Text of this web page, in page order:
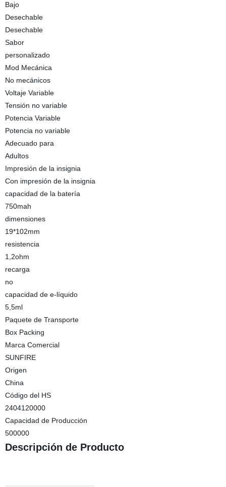
Bajo
Desechable
Desechable
Sabor
personalizado
Mod Mecánica
No mecánicos
Voltaje Variable
Tensión no variable
Potencia Variable
Potencia no variable
Adecuado para
Adultos
Impresión de la insignia
Con impresión de la insignia
capacidad de la batería
750mah
dimensiones
19*102mm
resistencia
1,2ohm
recarga
no
capacidad de e-líquido
5,5ml
Paquete de Transporte
Box Packing
Marca Comercial
SUNFIRE
Origen
China
Código del HS
2404120000
Capacidad de Producción
500000
Descripción de Producto